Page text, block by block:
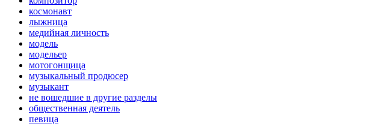
космонавт
лыжница
медийная личность
модель
модельер
мотогонщица
музыкальный продюсер
музыкант
не вошедшие в другие разделы
общественная деятель
певица